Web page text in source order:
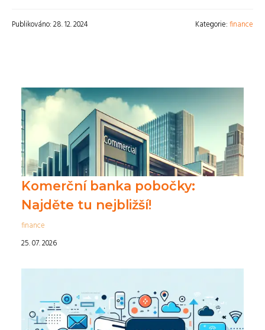
Publikováno: 28. 12. 2024 Kategorie:finance
Komerční banka pobočky:
Najděte tu nejbližší!
finance
25. 07. 2026